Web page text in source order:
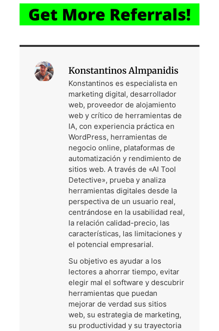
Konstantinos Almpanidis
Konstantinos es especialista en
marketing digital, desarrollador
web, proveedor de alojamiento
web y crítico de herramientas de
IA, con experiencia práctica en
WordPress, herramientas de
negocio online, plataformas de
automatización y rendimiento de
sitios web. A través de «AI Tool
Detective», prueba y analiza
herramientas digitales desde la
perspectiva de un usuario real,
centrándose en la usabilidad real,
la relación calidad-precio, las
características, las limitaciones y
el potencial empresarial.
Su objetivo es ayudar a los
lectores a ahorrar tiempo, evitar
elegir mal el software y descubrir
herramientas que puedan
mejorar de verdad sus sitios
web, su estrategia de marketing,
su productividad y su trayectoria